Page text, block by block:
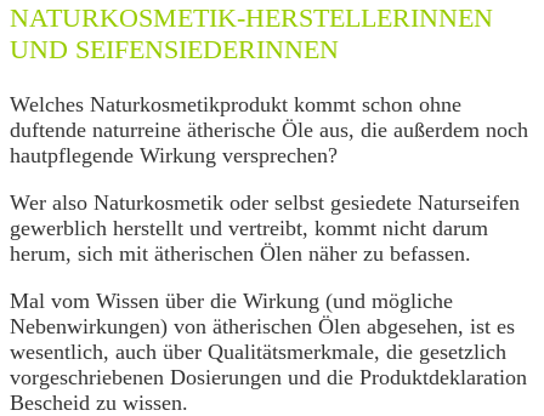
NATURKOSMETIK-HERSTELLERINNEN
UND SEIFENSIEDERINNEN
Welches Naturkosmetikprodukt kommt schon ohne
duftende naturreine ätherische Öle aus, die außerdem noch
hautpflegende Wirkung versprechen?
Wer also Naturkosmetik oder selbst gesiedete Naturseifen
gewerblich herstellt und vertreibt, kommt nicht darum
herum, sich mit ätherischen Ölen näher zu befassen.
Mal vom Wissen über die Wirkung (und mögliche
Nebenwirkungen) von ätherischen Ölen abgesehen, ist es
wesentlich, auch über Qualitätsmerkmale, die gesetzlich
vorgeschriebenen Dosierungen und die Produktdeklaration
Bescheid zu wissen.